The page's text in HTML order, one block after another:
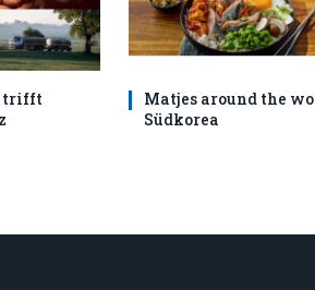
trifft
Matjes around the
Südkorea